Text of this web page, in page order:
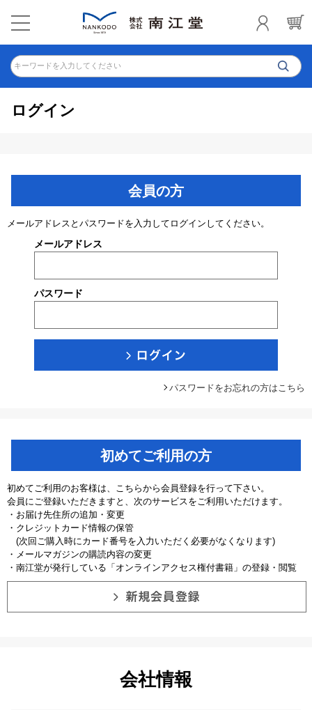
キーワードを入力してください
ログイン
会員の方
メールアドレスとパスワードを入力してログインしてください。
メールアドレス
パスワード
パスワードをお忘れの方はこちら
初めてご利用の方
初めてご利用のお客様は、こちらから会員登録を行って下さい。
会員にご登録いただきますと、次のサービスをご利用いただけます。
・お届け先住所の追加・変更
・クレジットカード情報の保管
(次回ご購入時にカード番号を入力いただく必要がなくなります)
・メールマガジンの購読内容の変更
・南江堂が発行している「オンラインアクセス権付書籍」の登録・閲覧
会社情報